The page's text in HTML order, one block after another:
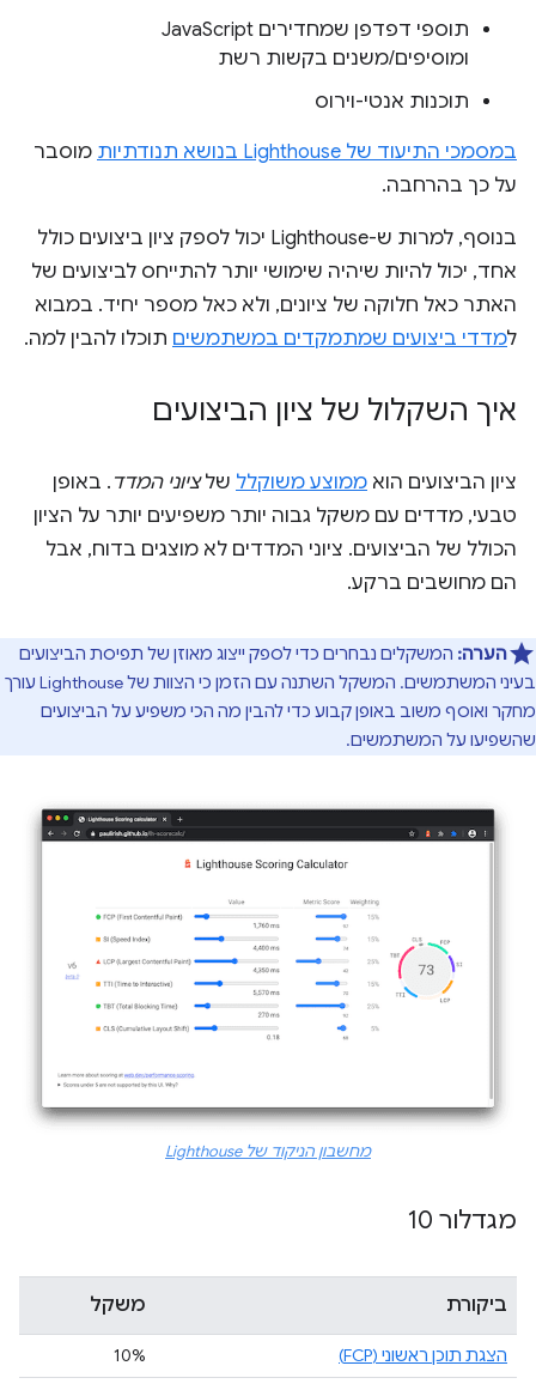
תוספי דפדפן שמחדירים JavaScript
ומוסיפים/משנים בקשות רשת
תוכנות אנטי-וירוס
במסמכי התיעוד של Lighthouse בנושא תנודתיות
מוסבר
על כך בהרחבה.
בנוסף, למרות ש-Lighthouse יכול לספק ציון ביצועים כולל
אחד, יכול להיות שיהיה שימושי יותר להתייחס לביצועים של
האתר כאל חלוקה של ציונים, ולא כאל מספר יחיד. במבוא
למדדי ביצועים שמתמקדים במשתמשים תוכלו להבין למה.
איך השקלול של ציון הביצועים
ציון הביצועים הוא ממוצע משוקלל שלציוני המדד . באופן
טבעי, מדדים עם משקל גבוה יותר משפיעים יותר על הציון
הכולל של הביצועים. ציוני המדדים לא מוצגים בדוח, אבל
הם מחושבים ברקע.
הערה: המשקלים נבחרים כדי לספק ייצוג מאוזן של תפיסת הביצועים
בעיני המשתמשים. המשקל השתנה עם הזמן כי הצוות של Lighthouse עורך
מחקר ואוסף משוב באופן קבוע כדי להבין מה הכי משפיע על הביצועים
שהשפיעו על המשתמשים.
מחשבון הניקוד של Lighthouse
מגדלור 10
ביקורת משקל
הצגת תוכן ראשוני (FCP)
10%